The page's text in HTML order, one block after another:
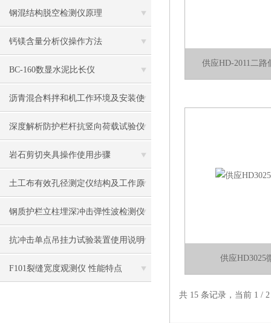
钢混结构脱空检测仪原理
钙镁含量分析仪操作方法
BC-160数显水泥比长仪
沥青混合料拌和机工作环境及安装使
用
深度解析防护栏杆抗竖向荷载试验仪
的测试原理
岩石剪切夹具操作使用步骤
土工布有效孔径测定仪结构及工作原
理
钢质护栏立柱埋深冲击弹性波检测仪
测试现场
抗冲击单点吊挂力试验装置使用说明
书
F101裂缝宽度观测仪 性能特点
供应HD-2011二路
供应HD3025
共 15 条记录，当前 1